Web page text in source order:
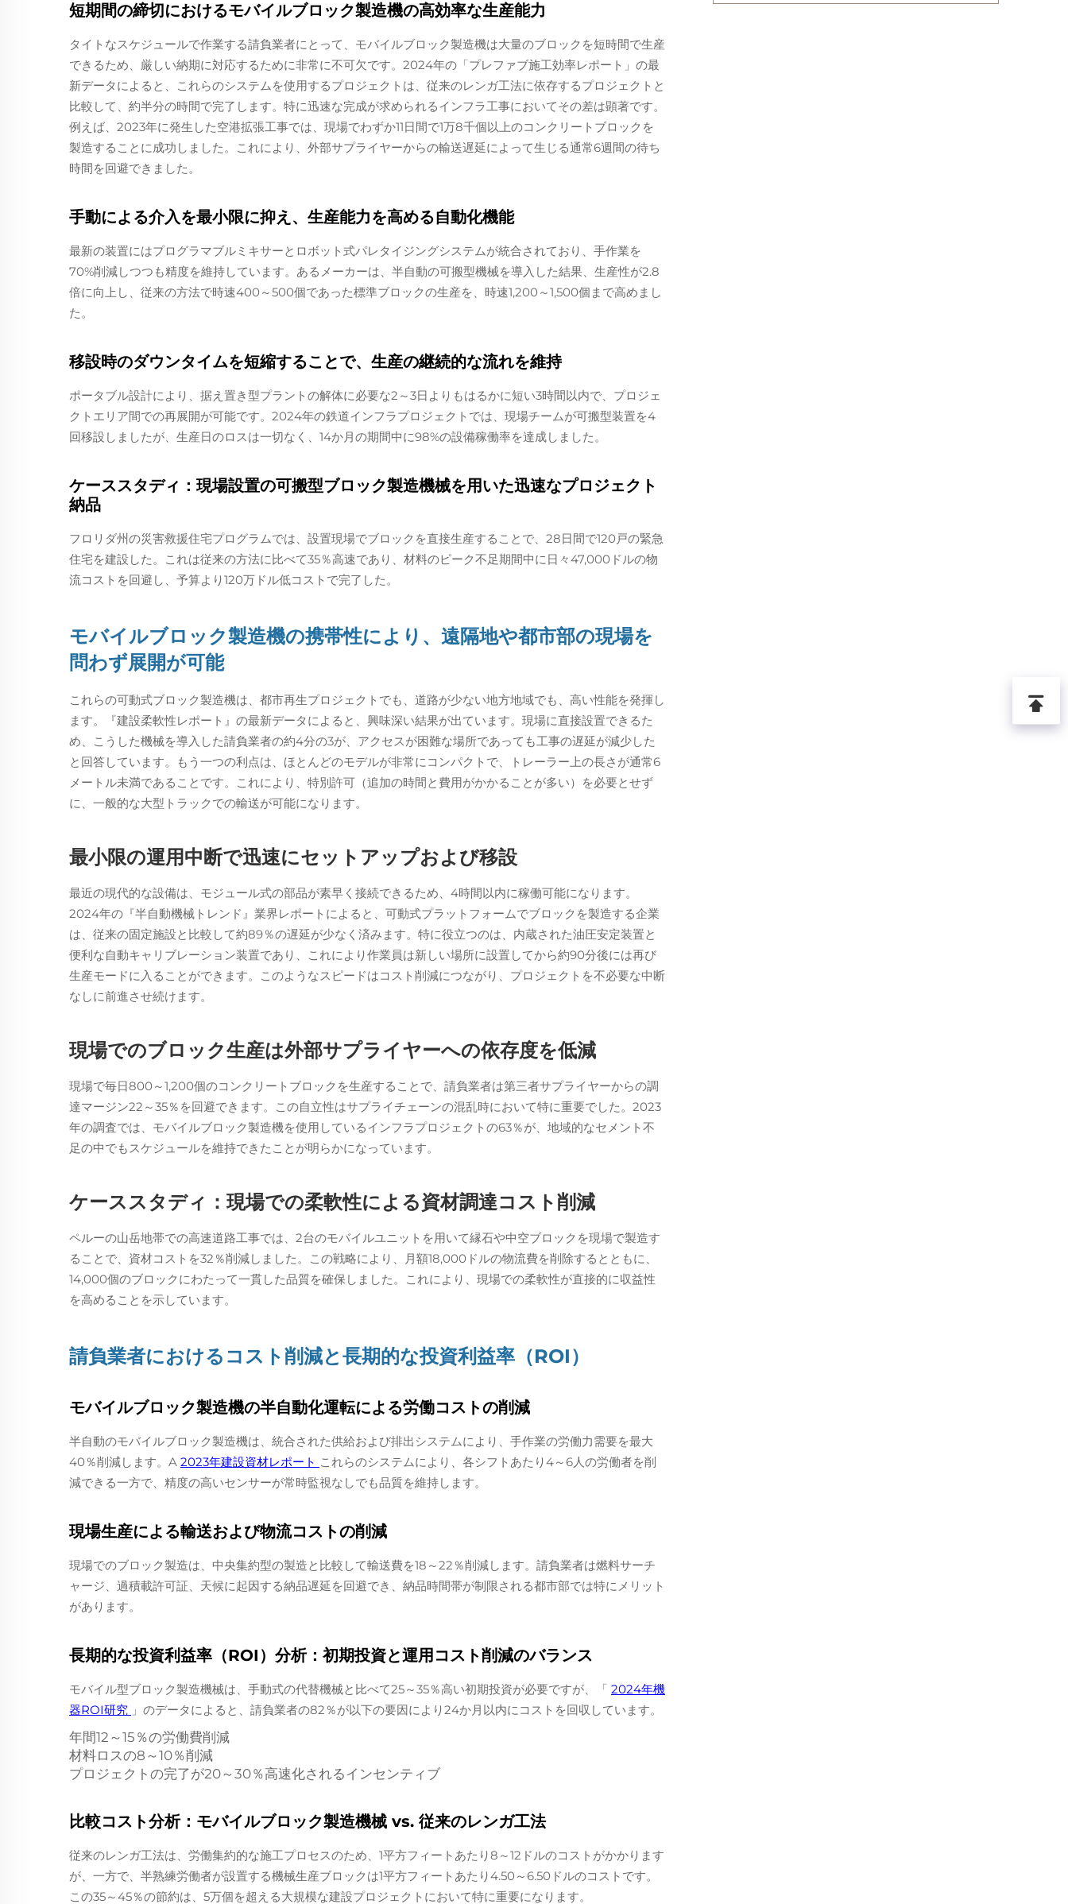
短期間の締切におけるモバイルブロック製造機の高効率な生産能力
タイトなスケジュールで作業する請負業者にとって、モバイルブロック製造機は大量のブロックを短時間で生産
できるため、厳しい納期に対応するために非常に不可欠です。2024年の「プレファブ施工効率レポート」の最
新データによると、これらのシステムを使用するプロジェクトは、従来のレンガ工法に依存するプロジェクトと
比較して、約半分の時間で完了します。特に迅速な完成が求められるインフラ工事においてその差は顕著です。
例えば、2023年に発生した空港拡張工事では、現場でわずか11日間で1万8千個以上のコンクリートブロックを
製造することに成功しました。これにより、外部サプライヤーからの輸送遅延によって生じる通常6週間の待ち
時間を回避できました。
手動による介入を最小限に抑え、生産能力を高める自動化機能
最新の装置にはプログラマブルミキサーとロボット式パレタイジングシステムが統合されており、手作業を
70%削減しつつも精度を維持しています。あるメーカーは、半自動の可搬型機械を導入した結果、生産性が2.8
倍に向上し、従来の方法で時速400～500個であった標準ブロックの生産を、時速1,200～1,500個まで高めまし
た。
移設時のダウンタイムを短縮することで、生産の継続的な流れを維持
ポータブル設計により、据え置き型プラントの解体に必要な2～3日よりもはるかに短い3時間以内で、プロジェ
クトエリア間での再展開が可能です。2024年の鉄道インフラプロジェクトでは、現場チームが可搬型装置を4
回移設しましたが、生産日のロスは一切なく、14か月の期間中に98%の設備稼働率を達成しました。
ケーススタディ：現場設置の可搬型ブロック製造機械を用いた迅速なプロジェクト
納品
フロリダ州の災害救援住宅プログラムでは、設置現場でブロックを直接生産することで、28日間で120戸の緊急
住宅を建設した。これは従来の方法に比べて35％高速であり、材料のピーク不足期間中に日々47,000ドルの物
流コストを回避し、予算より120万ドル低コストで完了した。
モバイルブロック製造機の携帯性により、遠隔地や都市部の現場を
問わず展開が可能
これらの可動式ブロック製造機は、都市再生プロジェクトでも、道路が少ない地方地域でも、高い性能を発揮し
ます。『建設柔軟性レポート』の最新データによると、興味深い結果が出ています。現場に直接設置できるた
め、こうした機械を導入した請負業者の約4分の3が、アクセスが困難な場所であっても工事の遅延が減少した
と回答しています。もう一つの利点は、ほとんどのモデルが非常にコンパクトで、トレーラー上の長さが通常6
メートル未満であることです。これにより、特別許可（追加の時間と費用がかかることが多い）を必要とせず
に、一般的な大型トラックでの輸送が可能になります。
最小限の運用中断で迅速にセットアップおよび移設
最近の現代的な設備は、モジュール式の部品が素早く接続できるため、4時間以内に稼働可能になります。
2024年の『半自動機械トレンド』業界レポートによると、可動式プラットフォームでブロックを製造する企業
は、従来の固定施設と比較して約89％の遅延が少なく済みます。特に役立つのは、内蔵された油圧安定装置と
便利な自動キャリブレーション装置であり、これにより作業員は新しい場所に設置してから約90分後には再び
生産モードに入ることができます。このようなスピードはコスト削減につながり、プロジェクトを不必要な中断
なしに前進させ続けます。
現場でのブロック生産は外部サプライヤーへの依存度を低減
現場で毎日800～1,200個のコンクリートブロックを生産することで、請負業者は第三者サプライヤーからの調
達マージン22～35％を回避できます。この自立性はサプライチェーンの混乱時において特に重要でした。2023
年の調査では、モバイルブロック製造機を使用しているインフラプロジェクトの63％が、地域的なセメント不
足の中でもスケジュールを維持できたことが明らかになっています。
ケーススタディ：現場での柔軟性による資材調達コスト削減
ペルーの山岳地帯での高速道路工事では、2台のモバイルユニットを用いて縁石や中空ブロックを現場で製造す
ることで、資材コストを32％削減しました。この戦略により、月額18,000ドルの物流費を削除するとともに、
14,000個のブロックにわたって一貫した品質を確保しました。これにより、現場での柔軟性が直接的に収益性
を高めることを示しています。
請負業者におけるコスト削減と長期的な投資利益率（ROI）
モバイルブロック製造機の半自動化運転による労働コストの削減
半自動のモバイルブロック製造機は、統合された供給および排出システムにより、手作業の労働力需要を最大
40％削減します。A 2023年建設資材レポート これらのシステムにより、各シフトあたり4～6人の労働者を削
減できる一方で、精度の高いセンサーが常時監視なしでも品質を維持します。
現場生産による輸送および物流コストの削減
現場でのブロック製造は、中央集約型の製造と比較して輸送費を18～22％削減します。請負業者は燃料サーチ
ャージ、過積載許可証、天候に起因する納品遅延を回避でき、納品時間帯が制限される都市部では特にメリット
があります。
長期的な投資利益率（ROI）分析：初期投資と運用コスト削減のバランス
モバイル型ブロック製造機械は、手動式の代替機械と比べて25～35％高い初期投資が必要ですが、「 2024年機
器ROI研究 」のデータによると、請負業者の82％が以下の要因により24か月以内にコストを回収しています。
年間12～15％の労働費削減
材料ロスの8～10％削減
プロジェクトの完了が20～30％高速化されるインセンティブ
比較コスト分析：モバイルブロック製造機械 vs. 従来のレンガ工法
従来のレンガ工法は、労働集約的な施工プロセスのため、1平方フィートあたり8～12ドルのコストがかかります
が、一方で、半熟練労働者が設置する機械生産ブロックは1平方フィートあたり4.50～6.50ドルのコストです。
この35～45％の節約は、5万個を超える大規模な建設プロジェクトにおいて特に重要になります。